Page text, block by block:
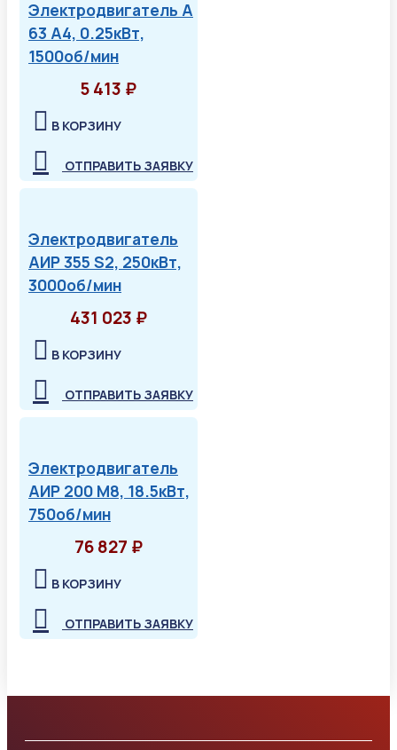
Электродвигатель А
63 А4, 0.25кВт,
1500об/мин
5 413 ₽
В КОРЗИНУ
ОТПРАВИТЬ ЗАЯВКУ
Электродвигатель
АИР 355 S2, 250кВт,
3000об/мин
431 023 ₽
В КОРЗИНУ
ОТПРАВИТЬ ЗАЯВКУ
Электродвигатель
АИР 200 М8, 18.5кВт,
750об/мин
76 827 ₽
В КОРЗИНУ
ОТПРАВИТЬ ЗАЯВКУ